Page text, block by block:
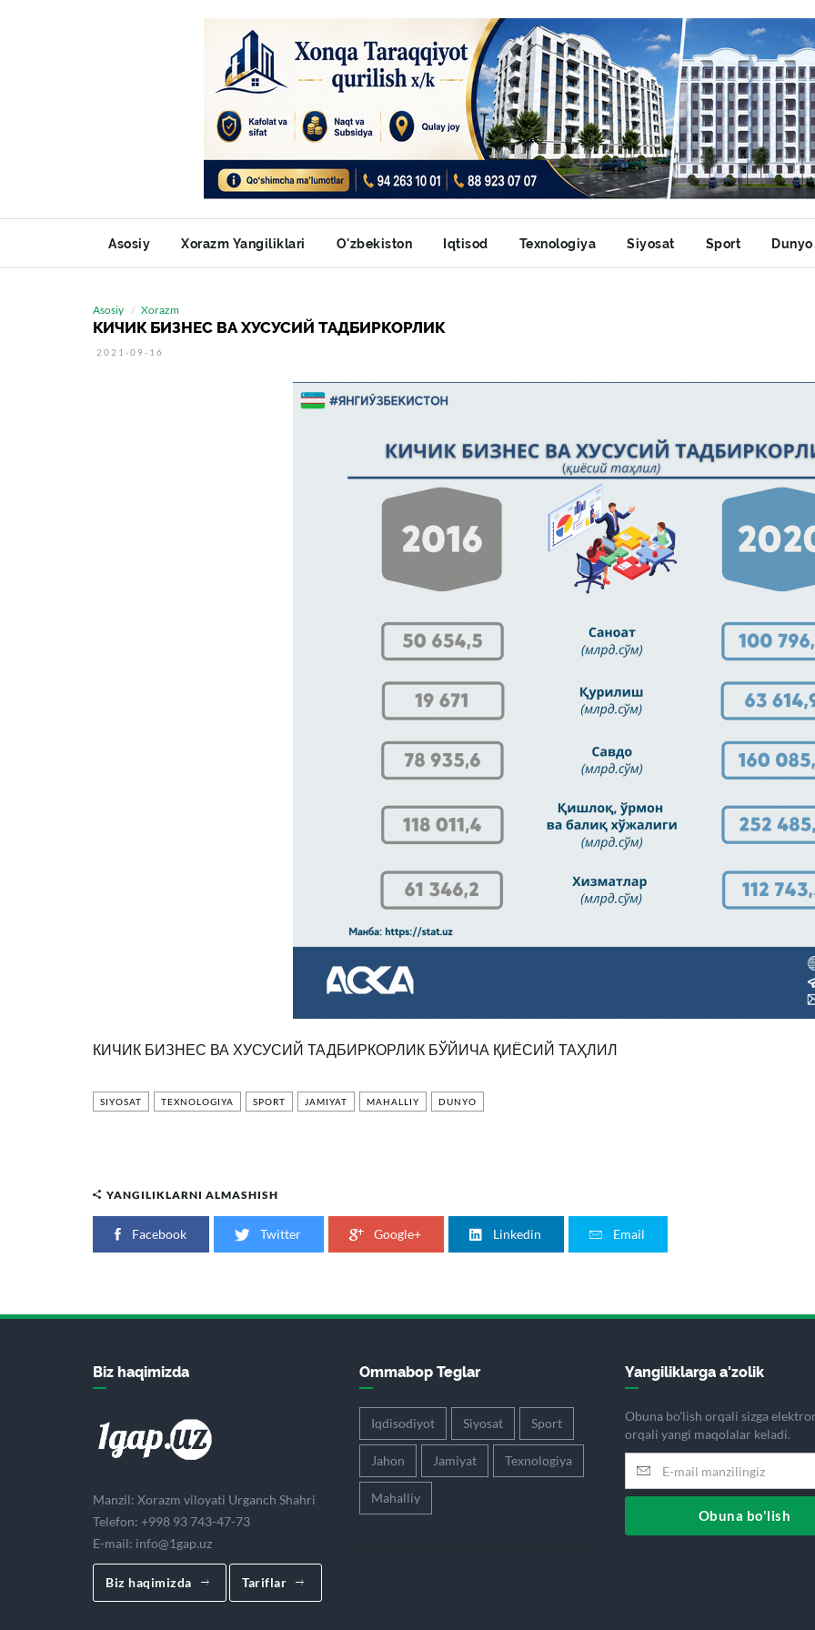
Asosiy Xorazm Yangiliklari O'zbekiston Iqtisod Texnologiya Siyosat Sport Dunyo
Asosiy Xorazm
КИЧИК БИЗНЕС ВА ХУСУСИЙ ТАДБИРКОРЛИК
2021-09-16
КИЧИК БИЗНЕС ВА ХУСУСИЙ ТАДБИРКОРЛИК БЎЙИЧА ҚИЁСИЙ ТАҲЛИЛ
SIYOSAT TEXNOLOGIYA SPORT JAMIYAT MAHALLIY DUNYO
YANGILIKLARNI ALMASHISH
Facebook Twitter Google+ Linkedin Email
Biz haqimizda
Manzil: Xorazm viloyati Urganch Shahri
Telefon: +998 93 743-47-73
E-mail: info@1gap.uz
Biz haqimizda Tariflar
Ommabop Teglar
Iqdisodiyot Siyosat Sport
Jahon Jamiyat Texnologiya
Mahalliy
Yangiliklarga a'zolik
Obuna bo'lish orqali sizga
orqali yangi maqolalar keladi.
Obuna bo'lish